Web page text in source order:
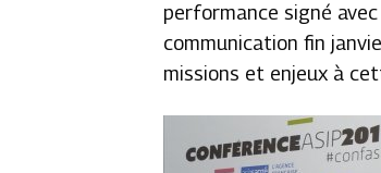
performance signé
communication fin
missions et enjeux à